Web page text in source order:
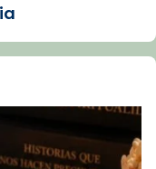
Fa gairebé
la
Vatican